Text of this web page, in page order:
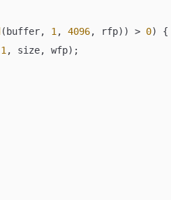
(buffer, 1 , 4096, rfp)) > 0) {
1 , size, wfp);